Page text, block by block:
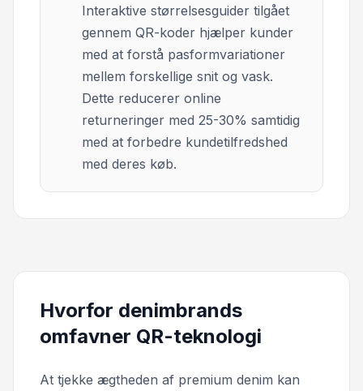
Interaktive størrelsesguider tilgået
gennem QR-koder hjælper kunder
med at forstå pasformvariationer
mellem forskellige snit og vask.
Dette reducerer online
returneringer med 25-30% samtidig
med at forbedre kundetilfredshed
med deres køb.
Hvorfor denimbrands
omfavner QR-teknologi
At tjekke ægtheden af premium denim kan